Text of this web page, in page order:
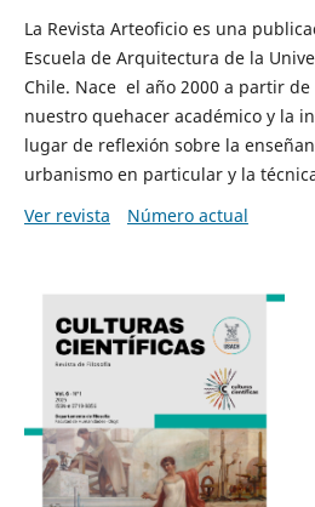
La Revista Arteoficio es una
Escuela de Arquitectura de la
Chile. Nace el año 2000 a partir
nuestro quehacer académico y la
lugar de reflexión sobre la
urbanismo en particular y la
Ver revista
Número actual